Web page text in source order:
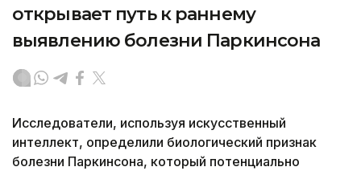
открывает путь к раннему
выявлению болезни Паркинсона
Исследователи, используя искусственный
интеллект, определили биологический признак
болезни Паркинсона, который потенциально